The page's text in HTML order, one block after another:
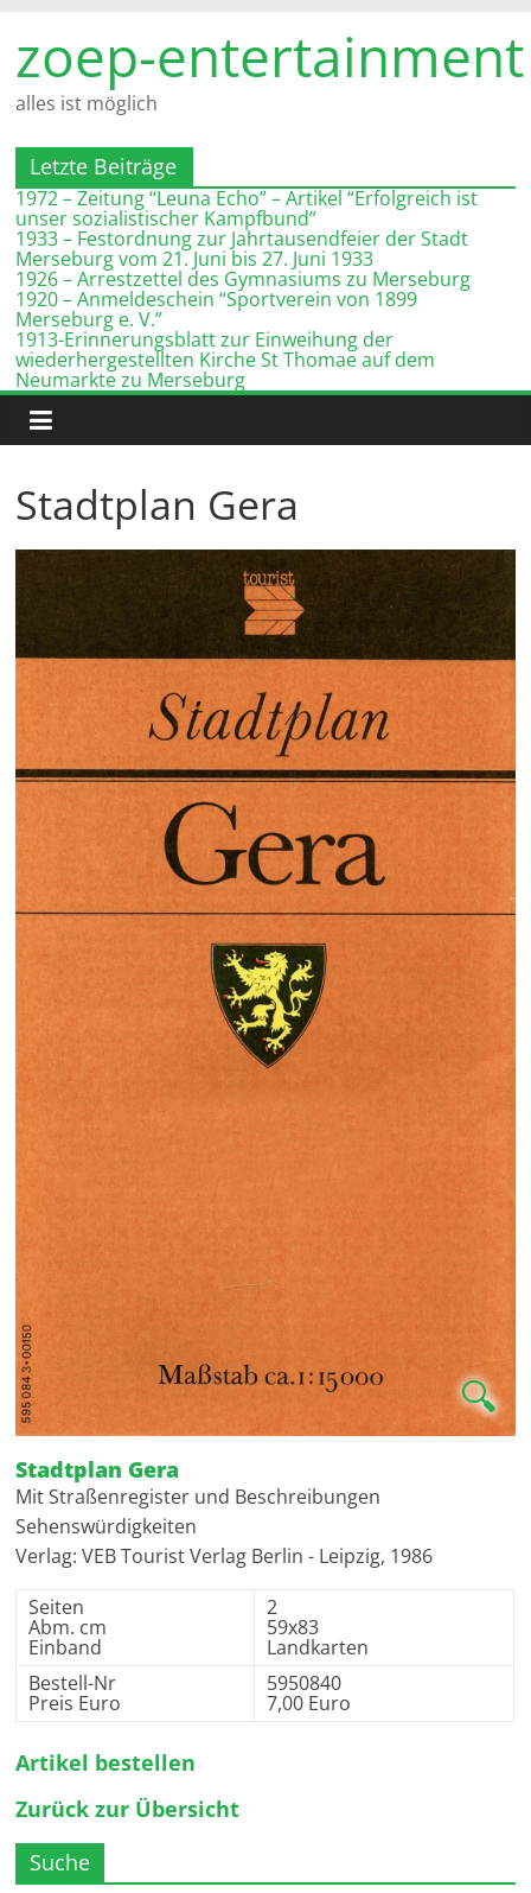
Inhalt
springen
zoep-entertainment
alles ist möglich
Letzte Beiträge
1972 – Zeitung “Leuna Echo” – Artikel “Erfolgreich ist
unser sozialistischer Kampfbund”
1933 – Festordnung zur Jahrtausendfeier der Stadt
Merseburg vom 21. Juni bis 27. Juni 1933
1926 – Arrestzettel des Gymnasiums zu Merseburg
1920 – Anmeldeschein “Sportverein von 1899
Merseburg e. V.”
1913-Erinnerungsblatt zur Einweihung der
wiederhergestellten Kirche St Thomae auf dem
Neumarkte zu Merseburg
Stadtplan Gera
🔍
Stadtplan Gera
Mit Straßenregister und Beschreibungen
Sehenswürdigkeiten
Verlag: VEB Tourist Verlag Berlin - Leipzig, 1986
Seiten
Abm. cm
Einband
2
59x83
Landkarten
Bestell-Nr
Preis Euro
5950840
7,00 Euro
Artikel bestellen
Zurück zur Übersicht
Suche